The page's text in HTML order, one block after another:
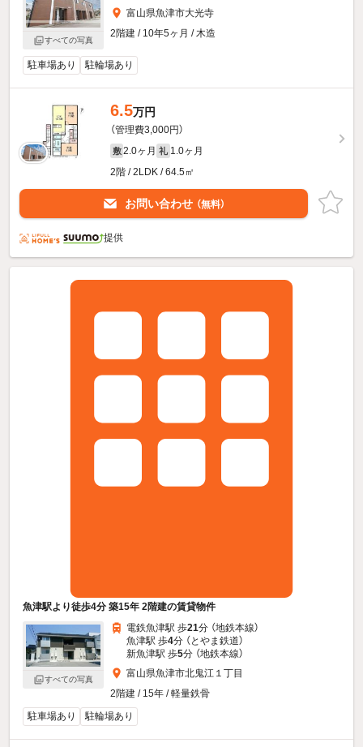
すべての写真
富山県魚津市大光寺
2階建 / 10年5ヶ月 / 木造
駐車場あり 駐輪場あり
6.5万円
（管理費3,000円）
敷 2.0ヶ月 礼 1.0ヶ月
2階 / 2LDK / 64.5㎡
お問い合わせ （無料）
提供
魚津駅より徒歩4分 築15年 2階建の賃貸物件
すべての写真
電鉄魚津駅 歩21分 （地鉄本線）
魚津駅 歩4分 （とやま鉄道）
新魚津駅 歩5分 （地鉄本線）
富山県魚津市北鬼江１丁目
2階建 / 15年 / 軽量鉄骨
駐車場あり
駐輪場あり